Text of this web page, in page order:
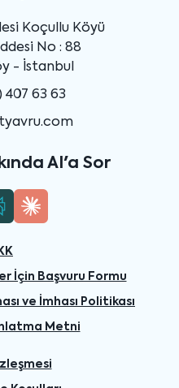
Koçullu Köyü
No : 88
- İstanbul
407 63 63
AI'a Sor
İçin Başvuru Formu
ve İmhası Politikası
Metni